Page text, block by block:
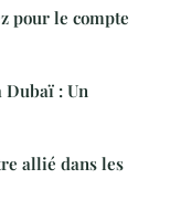
pour le compte
: Un
allié dans les